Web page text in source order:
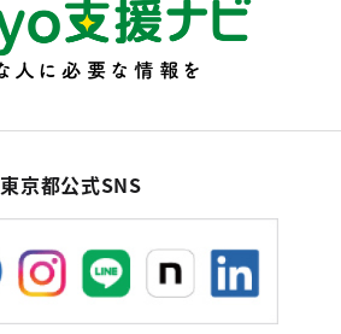
東京都公式SNS